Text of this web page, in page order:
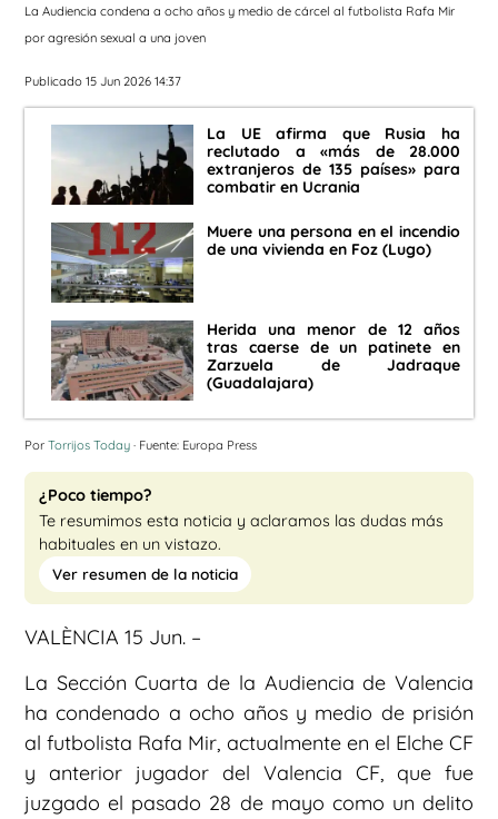
La Audiencia condena a ocho años y medio de cárcel al futbolista Rafa Mir
por agresión sexual a una joven
Publicado 15 Jun 2026 14:37
La UE afirma que Rusia ha
reclutado a «más de 28.000
extranjeros de 135 países» para
combatir en Ucrania
Muere una persona en el incendio
de una vivienda en Foz (Lugo)
Herida una menor de 12 años
tras caerse de un patinete en
Zarzuela de Jadraque
(Guadalajara)
Por Torrijos Today · Fuente: Europa Press
¿Poco tiempo?
Te resumimos esta noticia y aclaramos las dudas más
habituales en un vistazo.
Ver resumen de la noticia
VALÈNCIA 15 Jun. –
La Sección Cuarta de la Audiencia de Valencia
ha condenado a ocho años y medio de prisión
al futbolista Rafa Mir, actualmente en el Elche CF
y anterior jugador del Valencia CF, que fue
juzgado el pasado 28 de mayo como un delito